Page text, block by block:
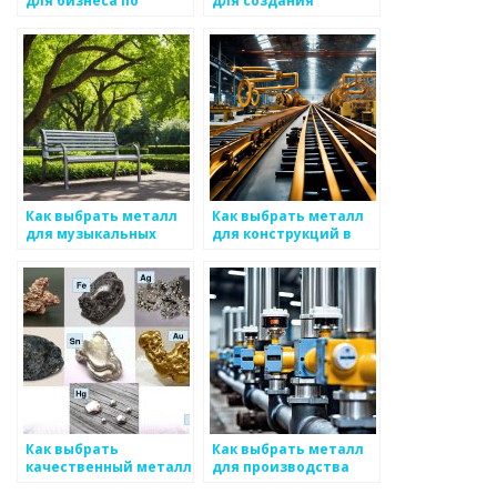
инструментов
Как выбрать металл
для музыкальных
Как выбрать металл
для конструкций в
Как выбрать
качественный металл
Как выбрать металл
для производства